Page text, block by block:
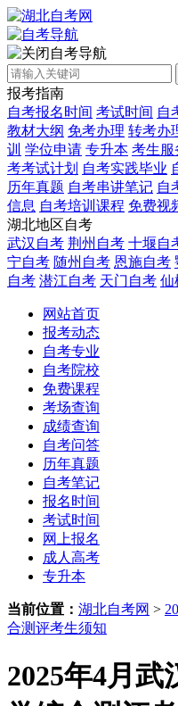
自考导航
报考指南
自考报名时间 考试时间 自
教材大纲 免考办理 转考办
训 学位申请 专升本 考生服
考考试计划 自考实践毕业
历年真题 自考串讲笔记 自
信息 自考培训课程 免费视
湖北地区自考
武汉自考 荆州自考 十堰自
宁自考 随州自考 恩施自考
自考 潜江自考 天门自考 仙
网站首页
报考动态
自考专业
自考院校
免费课程
考场查询
成绩查询
自考问答
历年真题
自考笔记
报名时间
考试时间
网上报名
成人高考
专升本
当前位置： 湖北自考网 >
合测评考生须知
2025年4月